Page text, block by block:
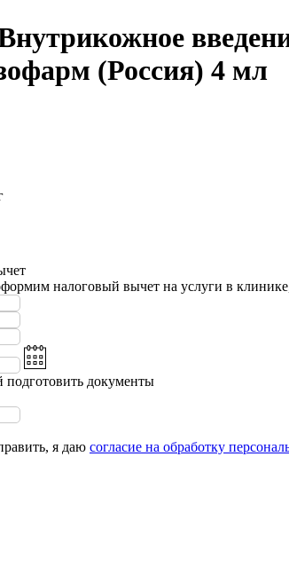
(Россия) 4 мл
налоговый вычет на услуги в
подготовить документы
я даю согласие на обработку